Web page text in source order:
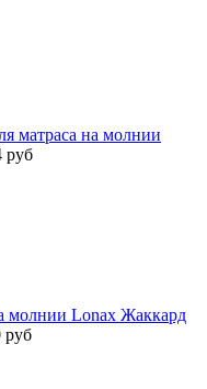
матраса на молнии
руб
молнии Lonax Жаккард
руб